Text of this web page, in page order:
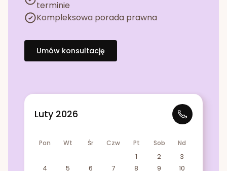
terminie
Kompleksowa porada prawna
Umów konsultację
Luty 2026
Pon Wt Śr Czw Pt Sob Nd
1 2
3
4
5 6 7 8 9
10